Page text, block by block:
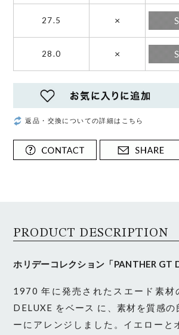
27.5 ×
28.0 ×
返品・交換についての詳細はこちら
PRODUCT DESCRIPTION
ホリデーコレクション「PANTHER GT
1970 年に発売されたスエード素材
DELUXE をベース に、素材を質感の
ーにアレンジしました。イエローと